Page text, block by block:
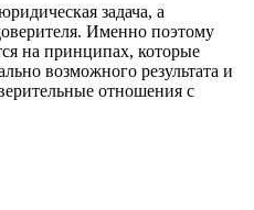
задача, а
Именно поэтому
на принципах, которые
возможного результата и
отношения с